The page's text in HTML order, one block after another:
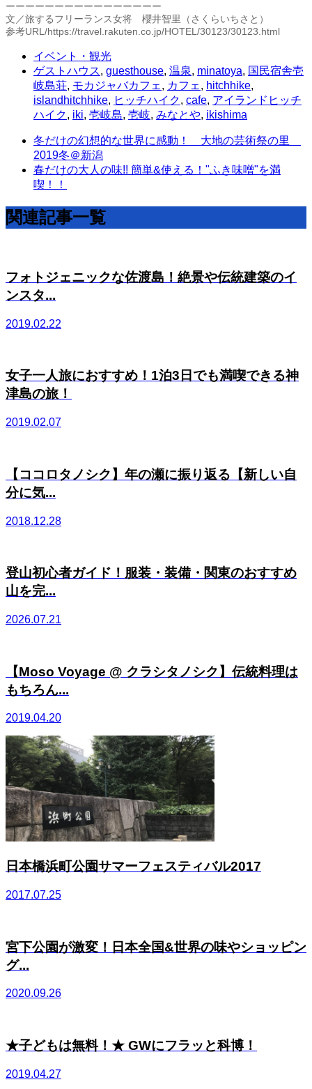
ーーーーーーーーーーーーーーーー
文／旅するフリーランス女将 櫻井智里（さくらいちさと）
参考URL/https://travel.rakuten.co.jp/HOTEL/30123/30123.html
イベント・観光
ゲストハウス, guesthouse, 温泉, minatoya, 国民宿舎壱
岐島荘, モカジャバカフェ, カフェ, hitchhike,
islandhitchhike, ヒッチハイク, cafe, アイランドヒッチ
ハイク, iki, 壱岐島, 壱岐, みなとや, ikishima
冬だけの幻想的な世界に感動！ 大地の芸術祭の里
2019冬＠新潟
春だけの大人の味!! 簡単&使える！"ふき味噌"を満
喫！！
関連記事一覧
フォトジェニックな佐渡島！絶景や伝統建築のイ
ンスタ...
2019.02.22
女子一人旅におすすめ！1泊3日でも満喫できる神
津島の旅！
2019.02.07
【ココロタノシク】年の瀬に振り返る【新しい自
分に気...
2018.12.28
登山初心者ガイド！服装・装備・関東のおすすめ
山を完...
2026.07.21
【Moso Voyage @ クラシタノシク】伝統料理は
もちろん...
2019.04.20
日本橋浜町公園サマーフェスティバル2017
2017.07.25
宮下公園が激変！日本全国&世界の味やショッピン
グ...
2020.09.26
★子どもは無料！★ GWにフラッと科博！
2019.04.27